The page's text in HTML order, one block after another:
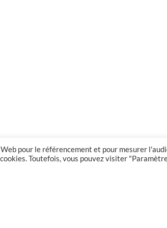
pour le référencement et pour mesurer
Toutefois, vous pouvez visiter